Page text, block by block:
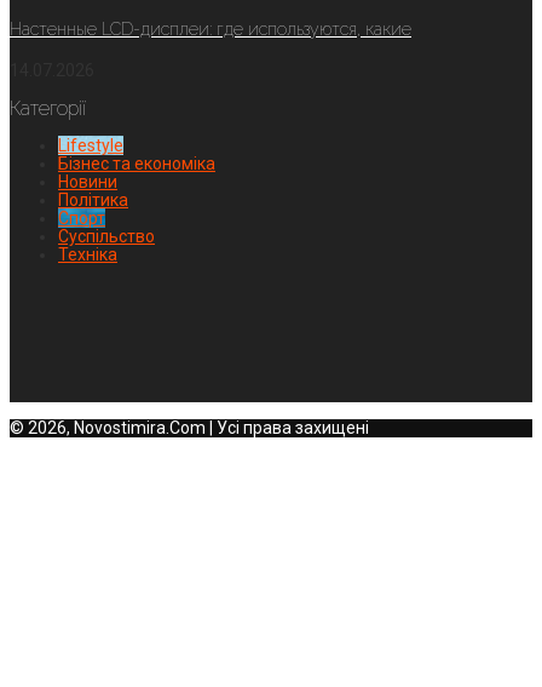
Настенные LCD-дисплеи: где используются, какие
Категорії
Lifestyle
Бізнес та економіка
Новини
Політика
Спорт
Суспільство
Техніка
© 2026, Novostimira.Com | Усі права захищені